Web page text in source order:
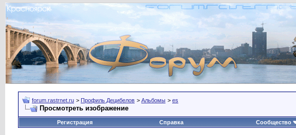
forum.rastrnet.ru > Профиль Децибелов > Альбомы > es
Просмотреть изображение
Регистрация
Справка Сообщество